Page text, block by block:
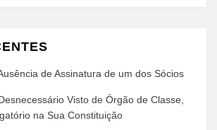
de Assinatura de um dos Sócios
Visto de Órgão de Classe,
na Sua Constituição